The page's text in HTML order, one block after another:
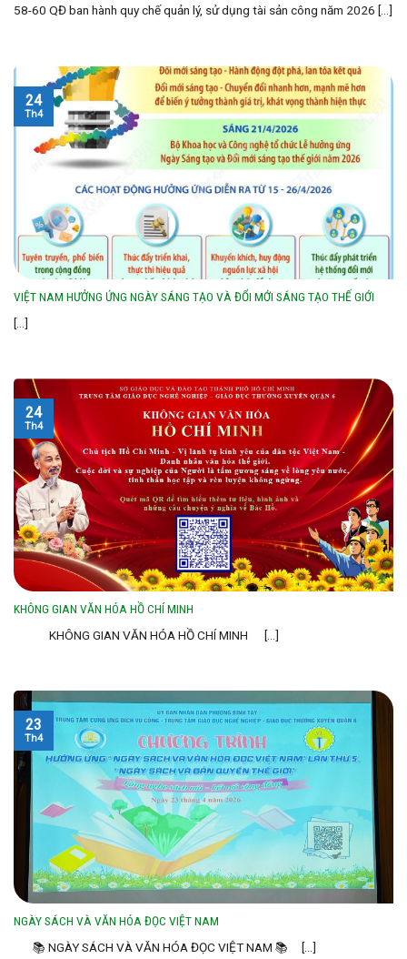
58-60 QĐ ban hành quy chế quản lý, sử dụng tài sản công năm 2026 [...]
VIỆT NAM HƯỞNG ỨNG NGÀY SÁNG TẠO VÀ ĐỔI MỚI SÁNG TẠO THẾ GIỚI
[...]
24
Th4
KHÔNG GIAN VĂN HÓA HỒ CHÍ MINH
KHÔNG GIAN VĂN HÓA HỒ CHÍ MINH [...]
24
Th4
NGÀY SÁCH VÀ VĂN HÓA ĐỌC VIỆT NAM
📚 NGÀY SÁCH VÀ VĂN HÓA ĐỌC VIỆT NAM 📚 [...]
23
Th4